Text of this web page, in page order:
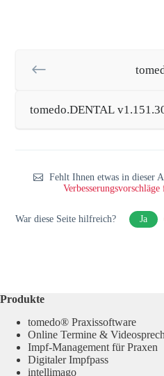
tomedo.DENTAL
Fehlt Ihnen etwas in dieser
War diese Seite hilfreich? Ja
Produkte
tomedo® Praxissoftware
Online Termine &
Impf-Management für Praxen
Digitaler Impfpass
intellimago